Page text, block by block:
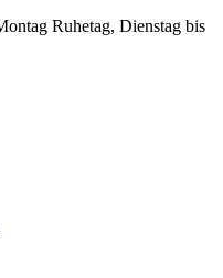
Ruhetag, Dienstag bis